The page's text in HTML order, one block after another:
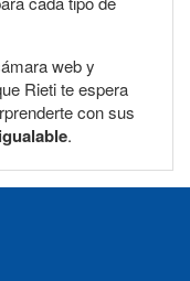
web y
Rieti te espera
con sus
.